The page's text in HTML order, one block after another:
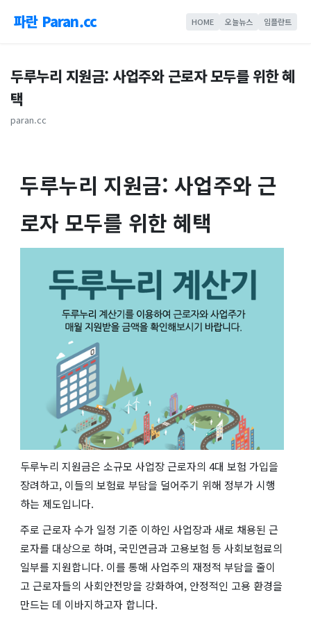
파란 Paran.cc HOME 오늘뉴스 임플란트
두루누리 지원금: 사업주와 근로자 모두를 위한 혜
택
paran.cc
두루누리 지원금: 사업주와 근
로자 모두를 위한 혜택
두루누리 지원금은 소규모 사업장 근로자의 4대 보험 가입을
장려하고, 이들의 보험료 부담을 덜어주기 위해 정부가 시행
하는 제도입니다.
주로 근로자 수가 일정 기준 이하인 사업장과 새로 채용된 근
로자를 대상으로 하며, 국민연금과 고용보험 등 사회보험료의
일부를 지원합니다. 이를 통해 사업주의 재정적 부담을 줄이
고 근로자들의 사회안전망을 강화하여, 안정적인 고용 환경을
만드는 데 이바지하고자 합니다.